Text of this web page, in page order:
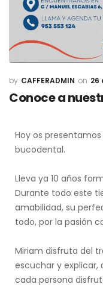
CAFFERADMIN 26
Conoce a
Hoy os
bucodental.
Lleva ya 10 años
Durante todo este
amabilidad, su
todo, por la pasión
Miriam disfruta del
escuchar y explicar,
cada persona